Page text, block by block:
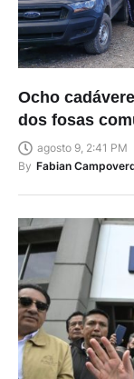
Ocho
dos fosas
agosto 9, 2:41 PM
By Fabian